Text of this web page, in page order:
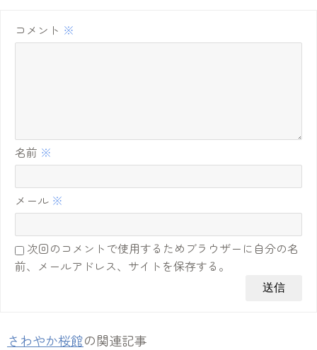
コメント ※
名前 ※
メール ※
次回のコメントで使用するためブラウザーに自分の名
前、メールアドレス、サイトを保存する。
さわやか桜館の関連記事